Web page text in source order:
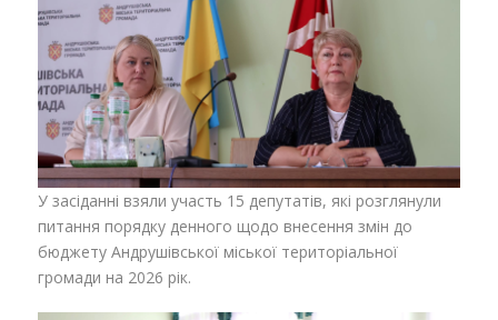
У засіданні взяли участь 15 депутатів, які розглянули
питання порядку денного щодо внесення змін до
бюджету Андрушівської міської територіальної
громади на 2026 рік.